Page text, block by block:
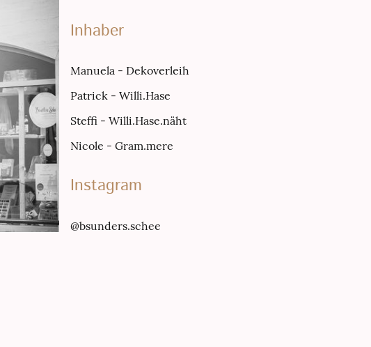
Inhaber
Manuela - Dekoverleih
Patrick - Willi.Hase
Steffi - Willi.Hase.näht
Nicole - Gram.mere
Instagram
@bsunders.schee